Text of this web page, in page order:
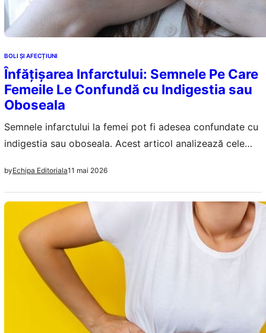
BOLI ȘI AFECȚIUNI
Înfățișarea Infarctului: Semnele Pe Care
Femeile Le Confundă cu Indigestia sau
Oboseala
Semnele infarctului la femei pot fi adesea confundate cu
indigestia sau oboseala. Acest articol analizează cele
recunoașterii lor.
byEchipa Editoriala11 mai 2026